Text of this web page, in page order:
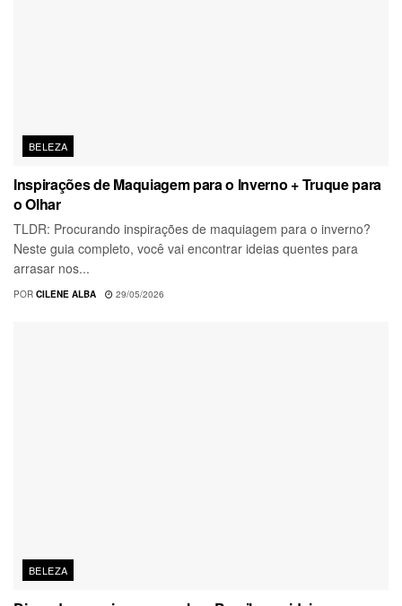
BELEZA
Inspirações de Maquiagem para o Inverno + Truque para
o Olhar
TLDR: Procurando inspirações de maquiagem para o inverno?
Neste guia completo, você vai encontrar ideias quentes para
arrasar nos...
POR CILENE ALBA 29/05/2026
BELEZA